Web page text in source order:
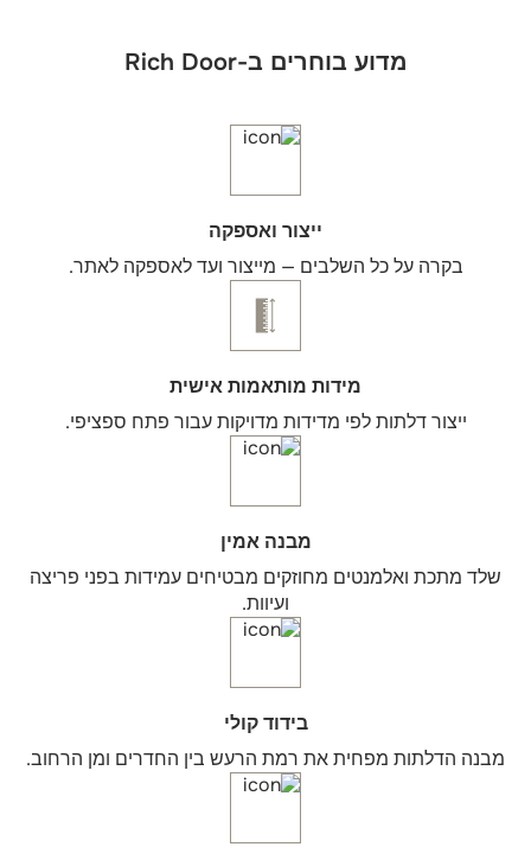
מדוע בוחרים ב-Rich Door
ייצור ואספקה
בקרה על כל השלבים — מייצור ועד לאספקה לאתר.
מידות מותאמות אישית
ייצור דלתות לפי מדידות מדויקות עבור פתח ספציפי.
מבנה אמין
שלד מתכת ואלמנטים מחוזקים מבטיחים עמידות בפני פריצה
ועיוות.
בידוד קולי
מבנה הדלתות מפחית את רמת הרעש בין החדרים ומן הרחוב.